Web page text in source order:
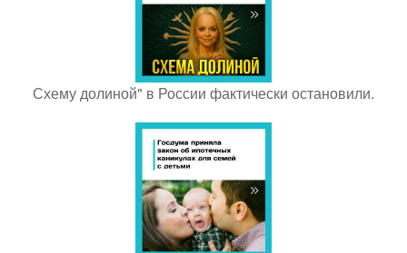
Схему долиной" в России фактически остановили.